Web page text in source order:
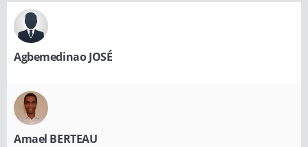
Agbemedinao JOSÉ
Amael BERTEAU